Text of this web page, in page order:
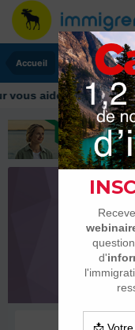
Accueil
aider tout au long